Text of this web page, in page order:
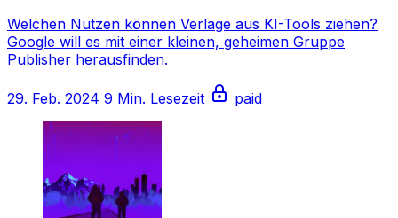
Welchen Nutzen können Verlage aus KI-Tools ziehen?
Google will es mit einer kleinen, geheimen Gruppe
Publisher herausfinden.
29. Feb. 2024 9 Min. Lesezeit paid